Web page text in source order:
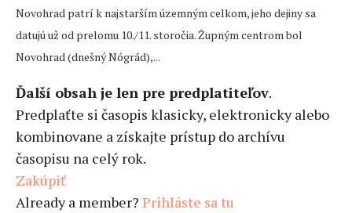
Novohrad patrí k najstarším územným celkom, jeho dejiny sa
datujú už od prelomu 10./11. storočia. Župným centrom bol
Novohrad (dnešný Nógrád),...
Ďalší obsah je len pre predplatiteľov.
Predplaťte si časopis klasicky, elektronicky alebo
kombinovane a získajte prístup do archívu
časopisu na celý rok.
Zakúpiť
Already a member? Prihláste sa tu